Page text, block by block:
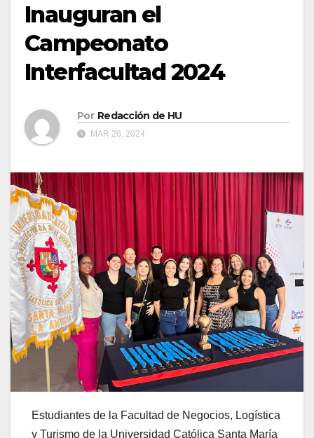
Inauguran el
Campeonato
Interfacultad 2024
Por Redacción de HU
MAR 26, 2024
Estudiantes de la Facultad de Negocios, Logística
y Turismo de la Universidad Católica Santa María